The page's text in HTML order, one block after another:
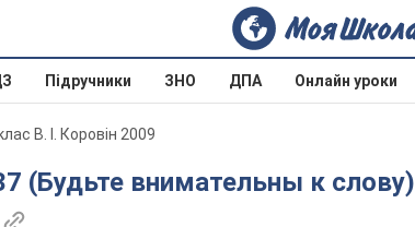
Підручники ЗНО ДПА Онлайн уроки
В. І. Коровін 2009
(Будьте внимательны к слову)